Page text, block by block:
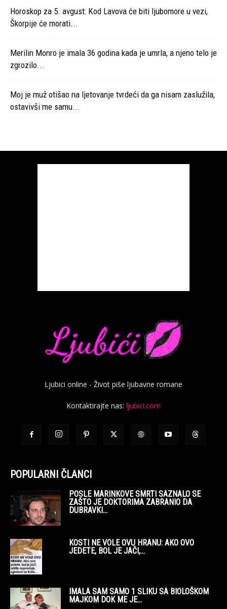
Horoskop za 5. avgust: Kod Lavova će biti ljubomore u vezi,
Škorpije će morati...
Merilin Monro je imala 36 godina kada je umrla, a njeno telo je
zgrozilo...
Moj je muž otišao na ljetovanje tvrdeći da ga nisam zaslužila,
ostavivši me samu...
Ljubici online - Život piše ljubavne romane
Kontaktirajte nas: ljubici.com
POPULARNI ČLANCI
POSLE MARINKOVE SMRTI SAZNALO SE
ZAŠTO JE DOKTORIMA ZABRANIO DA
DUBRAVKI...
KOSTI NE VOLE OVU HRANU: AKO OVO
JEDETE, BOL JE JAČI,...
IMALA SAM SAMO 1 SLIKU SA BIOLOŠKOM
MAJKOM DOK ME JE...